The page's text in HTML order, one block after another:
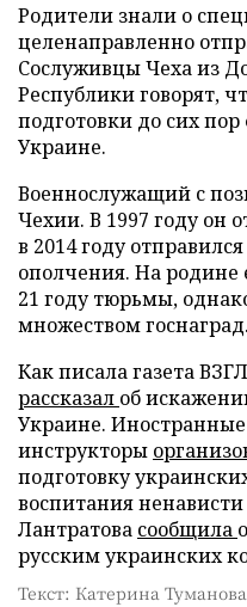
Родители знали о
целенаправленно
Сослуживцы Чеха из
Республики говорят,
подготовки до сих
Украине.
Военнослужащий с
Чехии. В 1997 году он
в 2014 году
ополчения. На родине
21 году тюрьмы,
множеством госнаград.
Как писала газета
рассказал об
Украине. Иностранные
инструкторы
подготовку
воспитания
Лантратова сообщила
русским украинских
Текст: Катерина Туманова